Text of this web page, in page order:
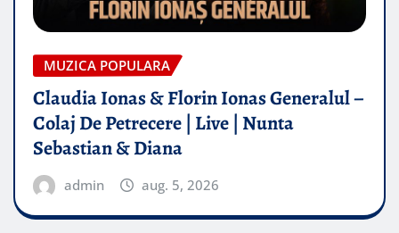
MUZICA POPULARA
Claudia Ionas & Florin Ionas Generalul –
Colaj De Petrecere | Live | Nunta
Sebastian & Diana
admin aug. 5, 2026